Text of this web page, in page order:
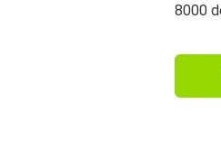
8000